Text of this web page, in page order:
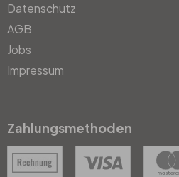
Datenschutz
AGB
Jobs
Impressum
Zahlungsmethoden